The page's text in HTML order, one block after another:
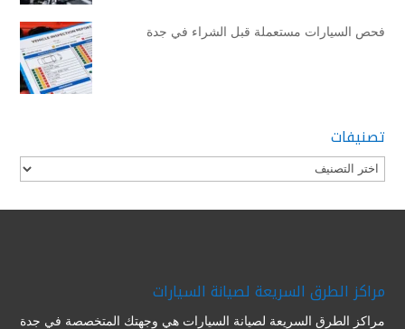
فحص السيارات مستعملة قبل الشراء في جدة
تصنيفات
تصنيفات
مراكز الطرق السريعة لصيانة السيارات
مراكز الطرق السريعة لصيانة السيارات هي وجهتك المتخصصة في جدة